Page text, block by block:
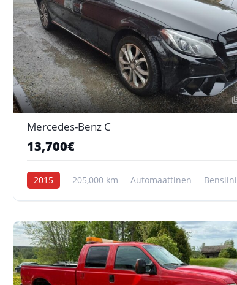
Mercedes-Benz C
13,700€
2015 205,000 km Automaattinen Bensiini